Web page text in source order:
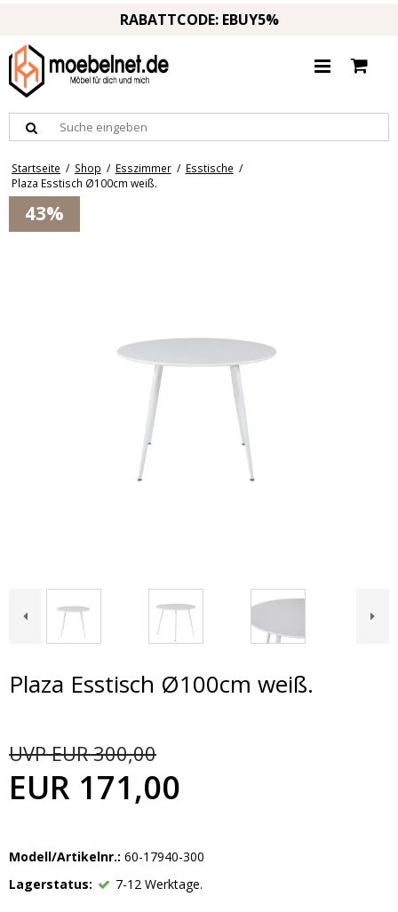
RABATTCODE: EBUY5%
Startseite / Shop / Esszimmer / Esstische /
Plaza Esstisch Ø100cm weiß.
43%
Plaza Esstisch Ø100cm weiß.
EUR 171,00
UVP EUR 300,00
Modell/Artikelnr.: 60-17940-300
Lagerstatus:
7-12 Werktage.